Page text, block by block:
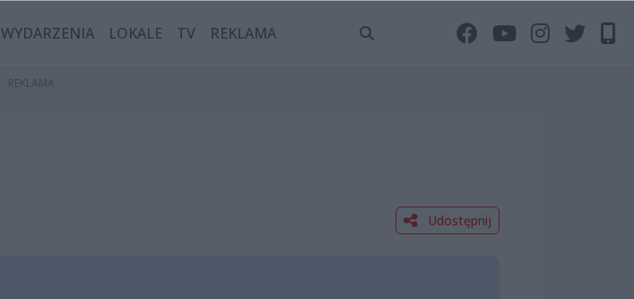
WYDARZENIA LOKALE TV REKLAMA
Udostępnij